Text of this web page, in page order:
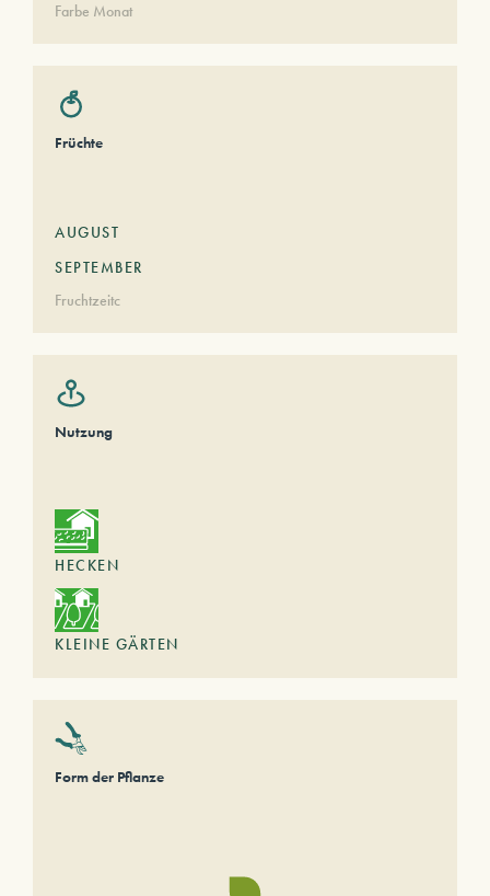
Farbe Monat
Früchte
AUGUST
SEPTEMBER
Fruchtzeitc
Nutzung
HECKEN
KLEINE GÄRTEN
Form der Pflanze